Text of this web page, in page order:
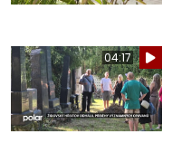
04:17